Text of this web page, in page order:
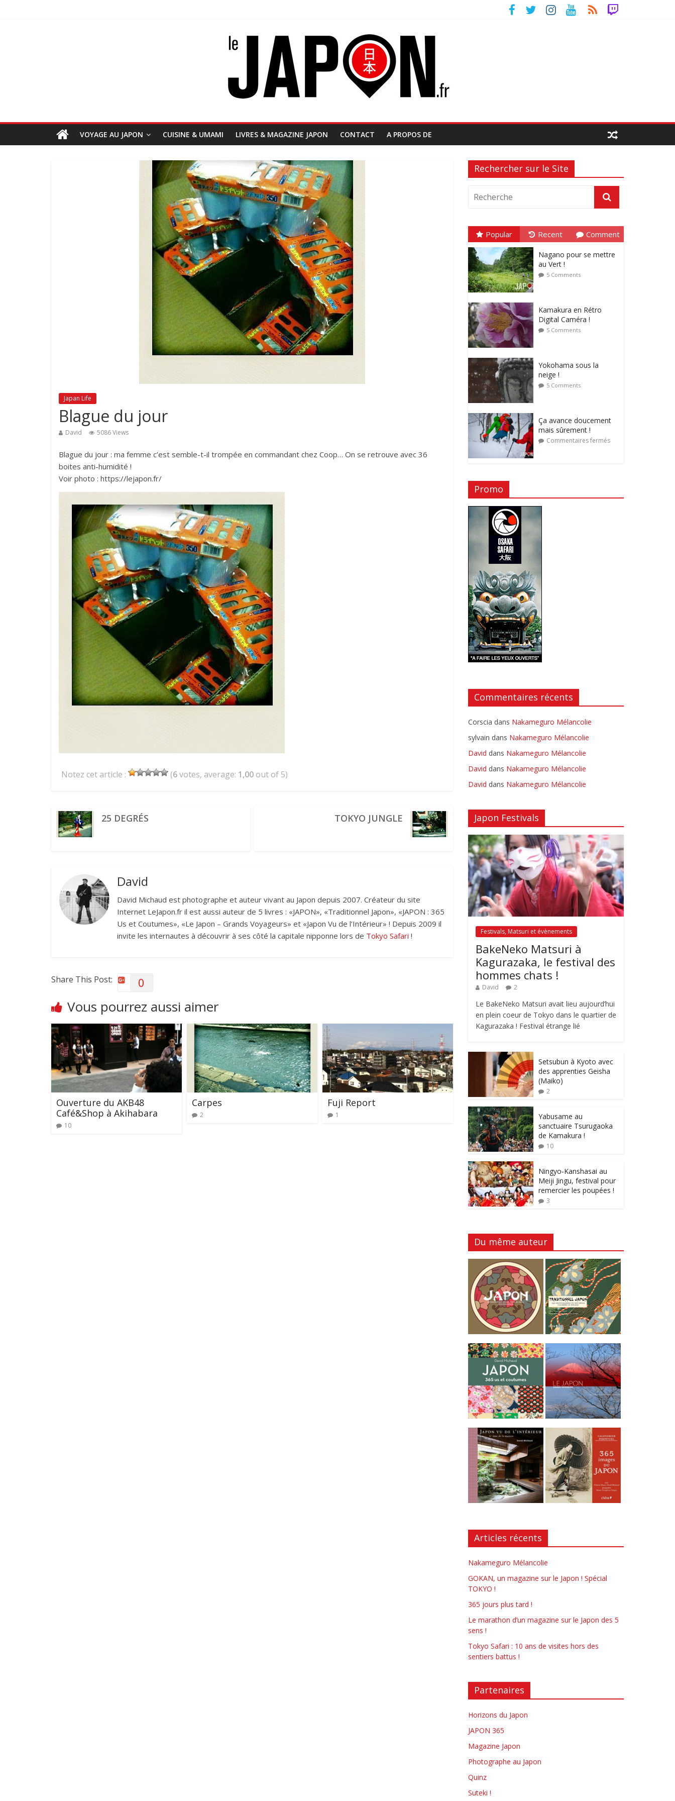
VOYAGE AU JAPON CUISINE & UMAMI LIVRES & MAGAZINE JAPON CONTACT A PROPOS DE
Japan Life
Blague du jour
David 5086 Views
Blague du jour : ma femme c’est semble-t-il trompée en commandant chez Coop… On se retrouve avec 36
boites anti-humidité !
Voir photo : https://lejapon.fr/
Notez cet article : (6votes, average: 1,00 out of 5)
25 DEGRÉS TOKYO JUNGLE
David
David Michaud est photographe et auteur vivant au Japon depuis 2007. Créateur du site
Internet LeJapon.fr il est aussi auteur de 5 livres : «JAPON», «Traditionnel Japon», «JAPON : 365
Us et Coutumes», «Le Japon – Grands Voyageurs» et «Japon Vu de l’Intérieur» ! Depuis 2009 il
invite les internautes à découvrir à ses côté la capitale nipponne lors de Tokyo Safari !
Share This Post: 0
Vous pourrez aussi aimer
Ouverture du AKB48
Café&Shop à Akihabara
10
Carpes
2
Fuji Report
1
Rechercher sur le Site
Popular Recent Comment
Nagano pour se mettre
au Vert !
5 Comments
Kamakura en Rétro
Digital Caméra !
5 Comments
Yokohama sous la
neige !
5 Comments
Ça avance doucement
mais sûrement !
Commentaires fermés
Promo
Commentaires récents
Corscia dans Nakameguro Mélancolie
sylvain dans Nakameguro Mélancolie
David dans Nakameguro Mélancolie
David dans Nakameguro Mélancolie
David dans Nakameguro Mélancolie
Japon Festivals
Festivals, Matsuri et évènements
BakeNeko Matsuri à
Kagurazaka, le festival des
hommes chats !
David 2
Le BakeNeko Matsuri avait lieu aujourd’hui
en plein coeur de Tokyo dans le quartier de
Kagurazaka ! Festival étrange lié
Setsubun à Kyoto avec
des apprenties Geisha
(Maiko)
2
Yabusame au
sanctuaire Tsurugaoka
de Kamakura !
10
Ningyo-Kanshasai au
Meiji Jingu, festival pour
remercier les poupées !
3
Du même auteur
Articles récents
Nakameguro Mélancolie
GOKAN, un magazine sur le Japon ! Spécial
TOKYO !
365 jours plus tard !
Le marathon d’un magazine sur le Japon des 5
sens !
Tokyo Safari : 10 ans de visites hors des
sentiers battus !
Partenaires
Horizons du Japon
JAPON 365
Magazine Japon
Photographe au Japon
Quinz
Suteki !